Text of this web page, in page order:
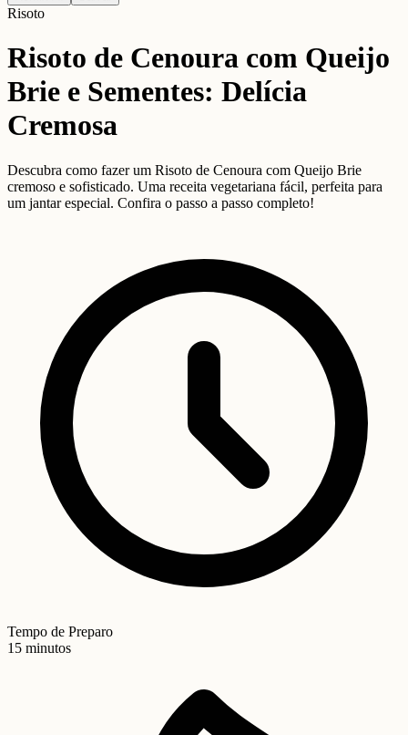
Risoto
Risoto de Cenoura com Queijo
Brie e Sementes: Delícia
Cremosa
Descubra como fazer um Risoto de Cenoura com Queijo Brie
cremoso e sofisticado. Uma receita vegetariana fácil, perfeita para
um jantar especial. Confira o passo a passo completo!
Tempo de Preparo
15 minutos